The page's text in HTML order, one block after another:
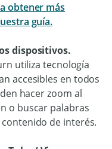
obtener más
guía.
dispositivos.
utiliza tecnología
accesibles en todos
hacer zoom al
o buscar palabras
de interés.